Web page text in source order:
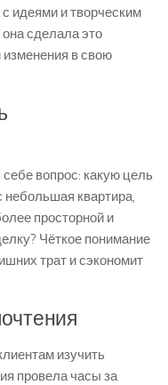
идеями и творческим
сделала это
в свою
вопрос: какую цель
небольшая квартира,
просторной и
Чёткое понимание
трат и сэкономит
изучить
провела часы за